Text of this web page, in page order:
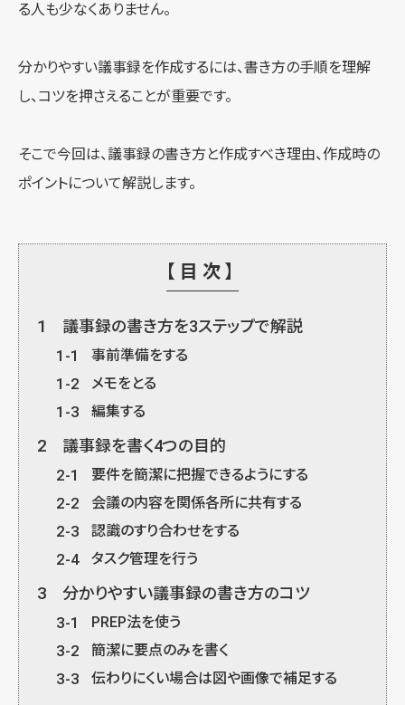
る人も少なくありません。
分かりやすい議事録を作成するには、書き方の手順を理解
し、コツを押さえることが重要です。
そこで今回は、議事録の書き方と作成すべき理由、作成時の
ポイントについて解説します。
【目次】
1 議事録の書き方を3ステップで解説
1-1 事前準備をする
1-2 メモをとる
1-3 編集する
2 議事録を書く4つの目的
2-1 要件を簡潔に把握できるようにする
2-2 会議の内容を関係各所に共有する
2-3 認識のすり合わせをする
2-4 タスク管理を行う
3 分かりやすい議事録の書き方のコツ
3-1 PREP法を使う
3-2 簡潔に要点のみを書く
3-3 伝わりにくい場合は図や画像で補足する